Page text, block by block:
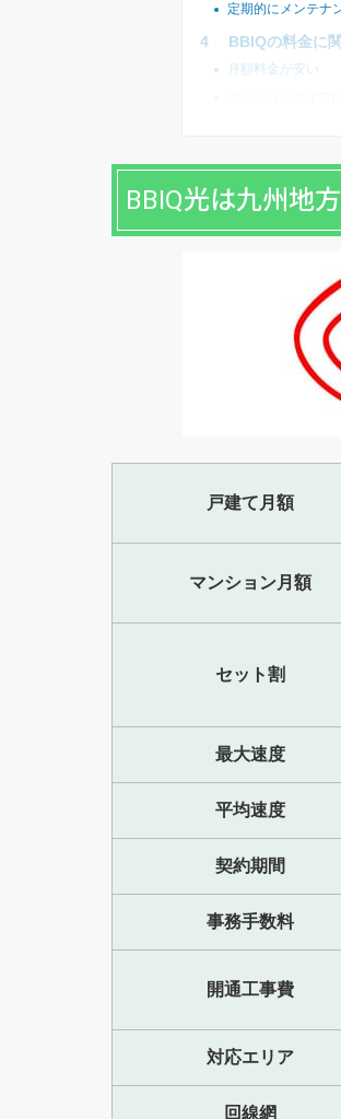
定期的にメンテナ
BBIQの料金に
月額料金が安い
BBIQ光は九州地
戸建て月額
マンション月額
セット割
最大速度
平均速度
契約期間
事務手数料
開通工事費
対応エリア
回線網